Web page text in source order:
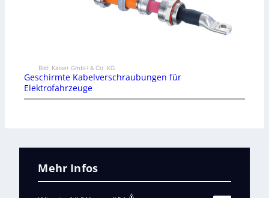
Bild: Kaiser GmbH & Co. KG
Geschirmte Kabelverschraubungen für
Elektrofahrzeuge
Mehr Infos